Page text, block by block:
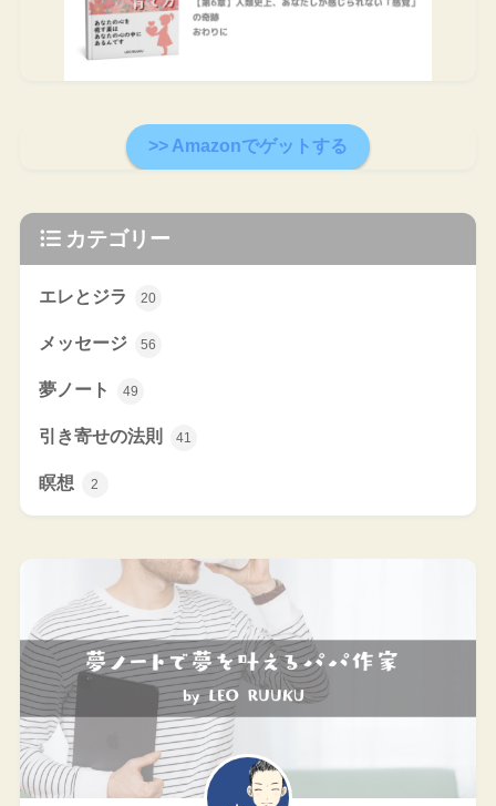
>> Amazonでゲットする
カテゴリー
エレとジラ 20
メッセージ 56
夢ノート 49
引き寄せの法則 41
瞑想 2